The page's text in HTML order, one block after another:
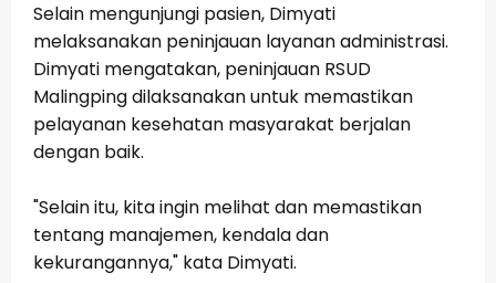
Selain mengunjungi pasien, Dimyati
melaksanakan peninjauan layanan administrasi.
Dimyati mengatakan, peninjauan RSUD
Malingping dilaksanakan untuk memastikan
pelayanan kesehatan masyarakat berjalan
dengan baik.
"Selain itu, kita ingin melihat dan memastikan
tentang manajemen, kendala dan
kekurangannya," kata Dimyati.